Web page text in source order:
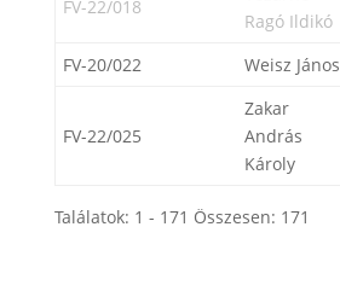
FV-22/018
Ragó Ildikó
FV-20/022 Weisz János
FV-22/025
Zakar
András
Károly
Találatok: 1 - 171 Összesen: 171